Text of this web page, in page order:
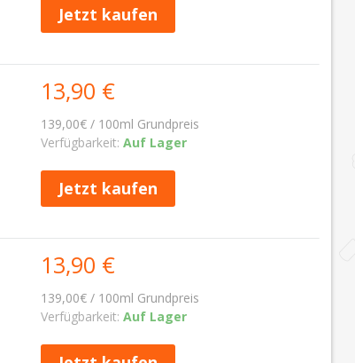
Jetzt kaufen
13,90 €
139,00€ / 100ml Grundpreis
Verfügbarkeit: Auf Lager
Jetzt kaufen
13,90 €
139,00€ / 100ml Grundpreis
Verfügbarkeit: Auf Lager